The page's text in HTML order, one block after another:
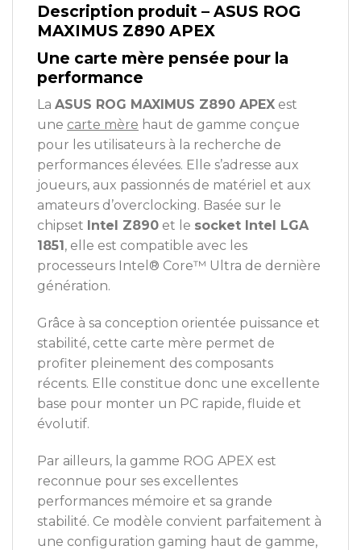
Description produit – ASUS ROG
MAXIMUS Z890 APEX
Une carte mère pensée pour la
performance
La ASUS ROG MAXIMUS Z890 APEX est
une carte mère haut de gamme conçue
pour les utilisateurs à la recherche de
performances élevées. Elle s’adresse aux
joueurs, aux passionnés de matériel et aux
amateurs d’overclocking. Basée sur le
chipset Intel Z890 et le socket Intel LGA
1851 , elle est compatible avec les
processeurs Intel® Core™ Ultra de dernière
génération.
Grâce à sa conception orientée puissance et
stabilité, cette carte mère permet de
profiter pleinement des composants
récents. Elle constitue donc une excellente
base pour monter un PC rapide, fluide et
évolutif.
Par ailleurs, la gamme ROG APEX est
reconnue pour ses excellentes
performances mémoire et sa grande
stabilité. Ce modèle convient parfaitement à
une configuration gaming haut de gamme,